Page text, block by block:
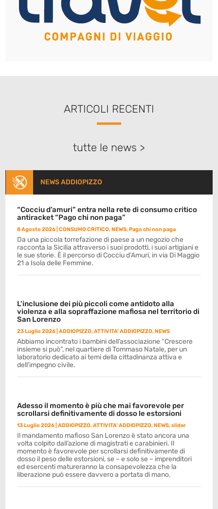
ARTICOLI RECENTI
tutte le news >
NEWS ADDIOPIZZO
“Cocciu d’amuri” entra nella rete di consumo critico
antiracket “Pago chi non paga”
8 Agosto 2026 |CONSUMO CRITICO, NEWS, Pago chi non paga
Da una piccola torrefazione di paese a un negozio che
racconta la Sicilia attraverso i suoi prodotti, i suoi artigiani e
le sue storie. È il percorso di Cocciu d’Amuri, in via Di Maggio
21 a Isola delle Femmine.
L’inclusione dei più piccoli come antidoto alla
violenza e alla sopraffazione mafiosa nel territorio di
San Lorenzo
23 Luglio 2026 |ADDIOPIZZO,ATTIVITA' ADDIOPIZZO, NEWS
Abbiamo incontrato i bambini dell’associazione “Crescere
insieme si può”, nel quartiere di Tommaso Natale, per un
laboratorio dedicato ai temi della cittadinanza attiva e
dell’impegno civile.
Adesso il momento è più che mai favorevole per
scrollarsi definitivamente di dosso le estorsioni
13 Luglio 2026 |ADDIOPIZZO,ATTIVITA' ADDIOPIZZO, NEWS,slider
Il mandamento mafioso San Lorenzo è stato ancora una
volta colpito dall’azione di magistrati e carabinieri. Il
momento è favorevole per scrollarsi definitivamente di
dosso il peso delle estorsioni, se – e solo se – imprenditori
ed esercenti matureranno la consapevolezza che la
liberazione può essere davvero a portata di mano.